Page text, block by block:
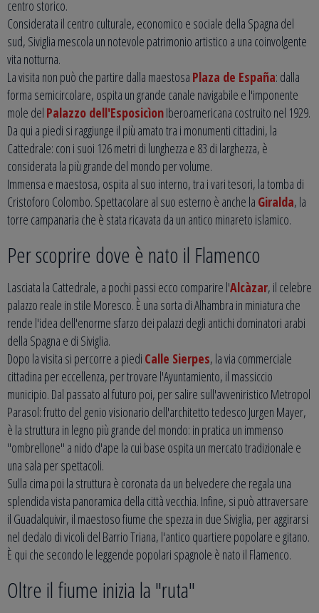
centro storico.
Considerata il centro culturale, economico e sociale della Spagna del
sud, Siviglia mescola un notevole patrimonio artistico a una coinvolgente
vita notturna.
La visita non può che partire dalla maestosa Plaza de España: dalla
forma semicircolare, ospita un grande canale navigabile e l'imponente
mole del Palazzo dell'EsposicìonIberoamericana costruito nel 1929.
Da qui a piedi si raggiunge il più amato tra i monumenti cittadini, la
Cattedrale: con i suoi 126 metri di lunghezza e 83 di larghezza, è
considerata la più grande del mondo per volume.
Immensa e maestosa, ospita al suo interno, tra i vari tesori, la tomba di
Cristoforo Colombo. Spettacolare al suo esterno è anche la Giralda, la
torre campanaria che è stata ricavata da un antico minareto islamico.
Per scoprire dove è nato il Flamenco
Lasciata la Cattedrale, a pochi passi ecco comparire l'Alcàzar, il celebre
palazzo reale in stile Moresco. È una sorta di Alhambra in miniatura che
rende l'idea dell'enorme sfarzo dei palazzi degli antichi dominatori arabi
della Spagna e di Siviglia.
Dopo la visita si percorre a piedi Calle Sierpes, la via commerciale
cittadina per eccellenza, per trovare l'Ayuntamiento, il massiccio
municipio. Dal passato al futuro poi, per salire sull'avveniristico Metropol
Parasol: frutto del genio visionario dell'architetto tedesco Jurgen Mayer,
è la struttura in legno più grande del mondo: in pratica un immenso
"ombrellone" a nido d'ape la cui base ospita un mercato tradizionale e
una sala per spettacoli.
Sulla cima poi la struttura è coronata da un belvedere che regala una
splendida vista panoramica della città vecchia. Infine, si può attraversare
il Guadalquivir, il maestoso fiume che spezza in due Siviglia, per aggirarsi
nel dedalo di vicoli del Barrio Triana, l'antico quartiere popolare e gitano.
È qui che secondo le leggende popolari spagnole è nato il Flamenco.
Oltre il fiume inizia la "ruta"